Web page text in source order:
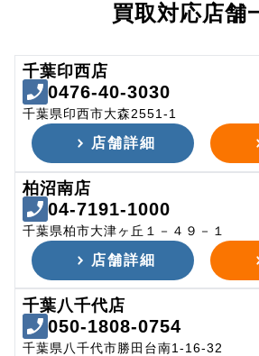
買取対応店舗
千葉印西店
0476-40-3030
千葉県印西市大森2551-1
店舗詳細
柏沼南店
04-7191-1000
千葉県柏市大津ヶ丘１－４９－１
店舗詳細
千葉八千代店
050-1808-0754
千葉県八千代市勝田台南1-16-32